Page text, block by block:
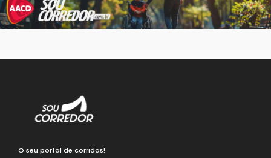
O seu portal de corridas!